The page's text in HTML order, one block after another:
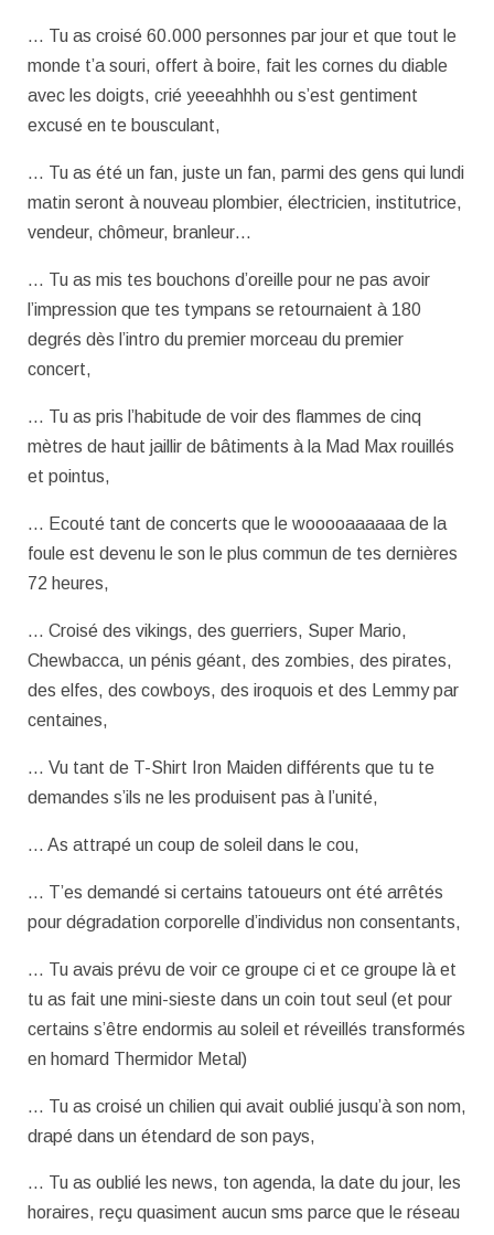
… Tu as croisé 60.000 personnes par jour et que tout le
monde t’a souri, offert à boire, fait les cornes du diable
avec les doigts, crié yeeeahhhh ou s’est gentiment
excusé en te bousculant,
… Tu as été un fan, juste un fan, parmi des gens qui lundi
matin seront à nouveau plombier, électricien, institutrice,
vendeur, chômeur, branleur…
… Tu as mis tes bouchons d’oreille pour ne pas avoir
l’impression que tes tympans se retournaient à 180
degrés dès l’intro du premier morceau du premier
concert,
… Tu as pris l’habitude de voir des flammes de cinq
mètres de haut jaillir de bâtiments à la Mad Max rouillés
et pointus,
… Ecouté tant de concerts que le wooooaaaaaa de la
foule est devenu le son le plus commun de tes dernières
72 heures,
… Croisé des vikings, des guerriers, Super Mario,
Chewbacca, un pénis géant, des zombies, des pirates,
des elfes, des cowboys, des iroquois et des Lemmy par
centaines,
… Vu tant de T-Shirt Iron Maiden différents que tu te
demandes s’ils ne les produisent pas à l’unité,
… As attrapé un coup de soleil dans le cou,
… T’es demandé si certains tatoueurs ont été arrêtés
pour dégradation corporelle d’individus non consentants,
… Tu avais prévu de voir ce groupe ci et ce groupe là et
tu as fait une mini-sieste dans un coin tout seul (et pour
certains s’être endormis au soleil et réveillés transformés
en homard Thermidor Metal)
… Tu as croisé un chilien qui avait oublié jusqu’à son nom,
drapé dans un étendard de son pays,
… Tu as oublié les news, ton agenda, la date du jour, les
horaires, reçu quasiment aucun sms parce que le réseau